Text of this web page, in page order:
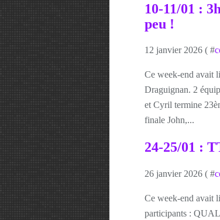
10-11/01 :
peu !
12 janvier 2026 ( #
Ce week-end avait
Draguignan. 2
et Cyril termine
finale John,...
24-25/01 :
26 janvier 2026 ( #
Ce week-end avait
participants :